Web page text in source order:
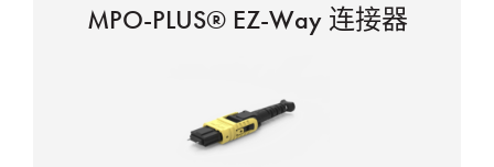
与 Molex 携手开发，实现互操作性
MPO-PLUS® EZ-Way 连接器